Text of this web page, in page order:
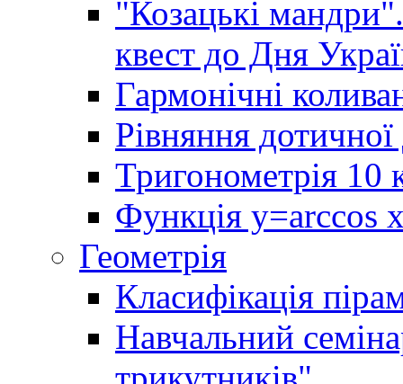
"Козацькі
квест до Дня
Гармонічні
Рівняння
Тригонометрія 10
Функція y=arccos x
Геометрія
Класифікація
Навчальний